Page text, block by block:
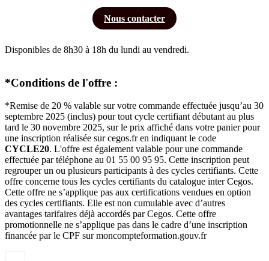
Nous contacter
Disponibles de 8h30 à 18h du lundi au vendredi.
*Conditions de l'offre :
*Remise de 20 % valable sur votre commande effectuée jusqu’au 30
septembre 2025 (inclus) pour tout cycle certifiant débutant au plus
tard le 30 novembre 2025, sur le prix affiché dans votre panier pour
une inscription réalisée sur cegos.fr en indiquant le code
CYCLE20. L'offre est également valable pour une commande
effectuée par téléphone au 01 55 00 95 95. Cette inscription peut
regrouper un ou plusieurs participants à des cycles certifiants. Cette
offre concerne tous les cycles certifiants du catalogue inter Cegos.
Cette offre ne s’applique pas aux certifications vendues en option
des cycles certifiants. Elle est non cumulable avec d’autres
avantages tarifaires déjà accordés par Cegos. Cette offre
promotionnelle ne s’applique pas dans le cadre d’une inscription
financée par le CPF sur moncompteformation.gouv.fr